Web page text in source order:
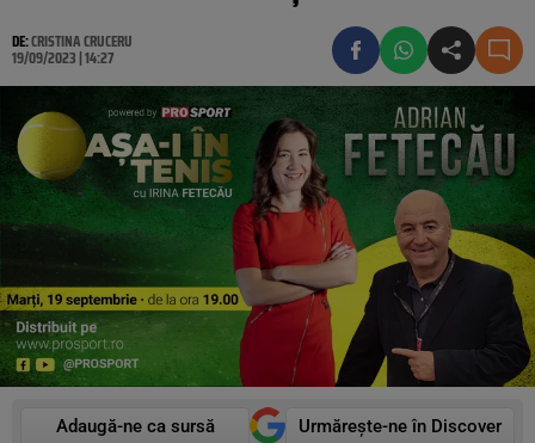
DE:CRISTINA CRUCERU
19/09/2023 | 14:27
Adaugă-ne ca sursă
Urmărește-ne în Discover